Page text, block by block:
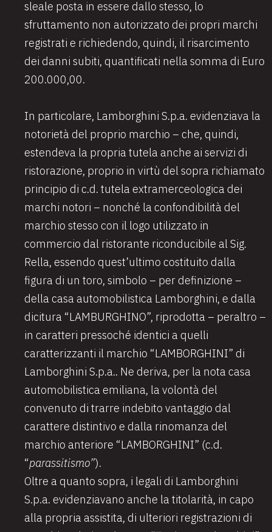
sleale posta in essere dallo stesso, lo
sfruttamento non autorizzato dei propri marchi
registrati e richiedendo, quindi, il risarcimento
dei danni subiti, quantificati nella somma di Euro
200.000,00.
In particolare, Lamborghini S.p.a. evidenziava la
notorietà del proprio marchio – che, quindi,
estendeva la propria tutela anche ai servizi di
ristorazione, proprio in virtù del sopra richiamato
principio di c.d. tutela extramerceologica dei
marchi notori – nonché la confondibilità del
marchio stesso con il logo utilizzato in
commercio dal ristorante riconducibile al Sig.
Rella, essendo quest’ultimo costituito dalla
figura di un toro, simbolo – per definizione –
della casa automobilistica Lamborghini, e dalla
dicitura “LAMBURGHINO”, riprodotta – peraltro –
in caratteri pressoché identici a quelli
caratterizzanti il marchio “LAMBORGHINI” di
Lamborghini S.p.a.. Ne deriva, per la nota casa
automobilistica emiliana, la volontà del
convenuto di trarre indebito vantaggio dal
carattere distintivo e dalla rinomanza del
marchio anteriore “LAMBORGHINI” (c.d.
“parassitismo”).
Oltre a quanto sopra, i legali di Lamborghini
S.p.a. evidenziavano anche la titolarità, in capo
alla propria assistita, di ulteriori registrazioni di